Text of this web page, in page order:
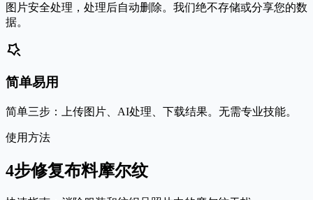
图片安全处理，处理后自动删除。我们绝不存储或分享您的数
据。
简单易用
简单三步：上传图片、AI处理、下载结果。无需专业技能。
使用方法
4步修复布料摩尔纹